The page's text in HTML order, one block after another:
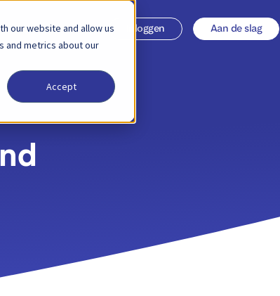
our website and allow us
and metrics about our
Accept
Bedrijf Inloggen Aan de slag